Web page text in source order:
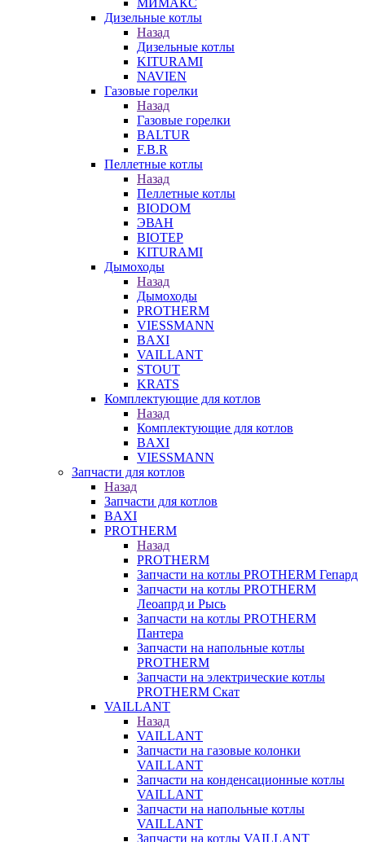
МИМАКС
Дизельные котлы
Назад
Дизельные котлы
KITURAMI
NAVIEN
Газовые горелки
Назад
Газовые горелки
BALTUR
F.B.R
Пеллетные котлы
Назад
Пеллетные котлы
BIODOM
ЭВАН
BIOTEP
KITURAMI
Дымоходы
Назад
Дымоходы
PROTHERM
VIESSMANN
BAXI
VAILLANT
STOUT
KRATS
Комплектующие для котлов
Назад
Комплектующие для котлов
BAXI
VIESSMANN
Запчасти для котлов
Назад
Запчасти для котлов
BAXI
PROTHERM
Назад
PROTHERM
Запчасти на котлы PROTHERM Гепард
Запчасти на котлы PROTHERM
Леоапрд и Рысь
Запчасти на котлы PROTHERM
Пантера
Запчасти на напольные котлы
PROTHERM
Запчасти на электрические котлы
PROTHERM Скат
VAILLANT
Назад
VAILLANT
Запчасти на газовые колонки
VAILLANT
Запчасти на конденсационные котлы
VAILLANT
Запчасти на напольные котлы
VAILLANT
Запчасти на котлы VAILLANT